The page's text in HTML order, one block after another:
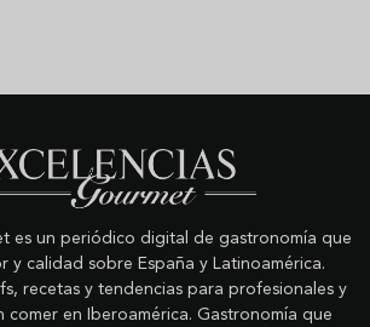
es un periódico digital de gastronomía que
y calidad sobre España y Latinoamérica.
recetas y tendencias para profesionales y
comer en Iberoamérica. Gastronomía que